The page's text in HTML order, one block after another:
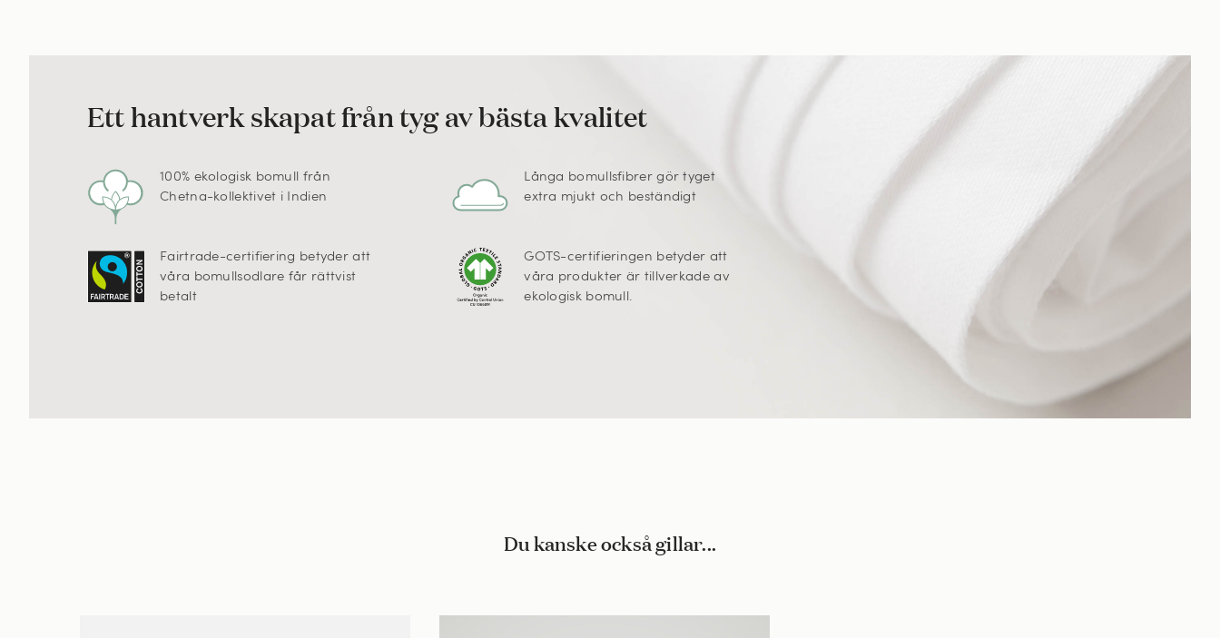
Ett hantverk skapat från tyg av bästa kvalitet
100% ekologisk bomull från
Chetna-kollektivet i Indien
Fairtrade-certifiering betyder att
våra bomullsodlare får rättvist
betalt
Långa bomullsfibrer gör tyget
extra mjukt och beständigt
GOTS-certifieringen betyder att
våra produkter är tillverkade av
ekologisk bomull.
Du kanske också gillar...